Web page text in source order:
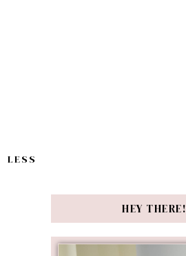
LESS
HEY THERE!